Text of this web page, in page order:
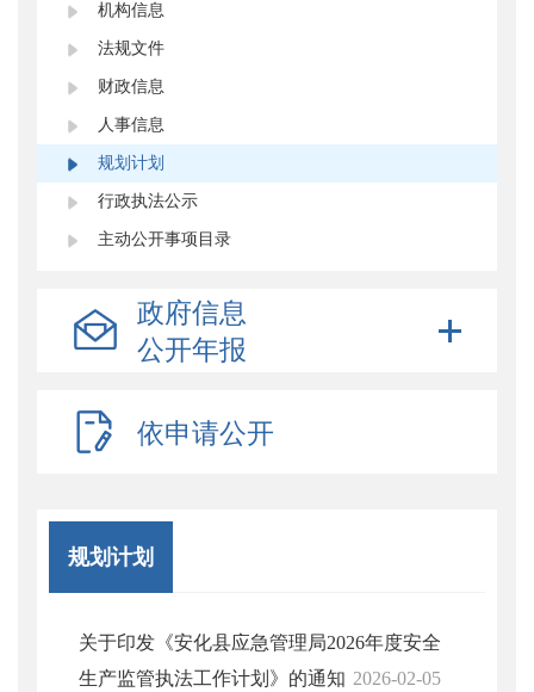
机构信息
法规文件
财政信息
人事信息
规划计划
行政执法公示
主动公开事项目录
政府信息
公开年报
依申请公开
规划计划
关于印发《安化县应急管理局2026年度安全
生产监管执法工作计划》的通知 2026-02-05